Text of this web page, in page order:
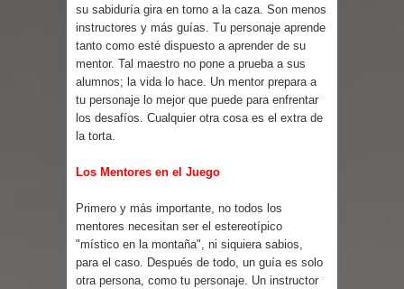
su sabiduría gira en torno a la caza. Son menos
instructores y más guías. Tu personaje aprende
tanto como esté dispuesto a aprender de su
mentor. Tal maestro no pone a prueba a sus
alumnos; la vida lo hace. Un mentor prepara a
tu personaje lo mejor que puede para enfrentar
los desafíos. Cualquier otra cosa es el extra de
la torta.
Los Mentores en el Juego
Primero y más importante, no todos los
mentores necesitan ser el estereotípico
"místico en la montaña", ni siquiera sabios,
para el caso. Después de todo, un guía es solo
otra persona, como tu personaje. Un instructor